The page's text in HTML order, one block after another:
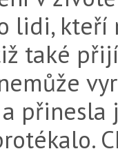
lidi, kteří
také
přinesla